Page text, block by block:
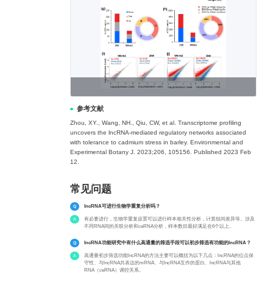
参考文献
Zhou, XY., Wang, NH., Qiu, CW, et al. Transcriptome profiling
uncovers the lncRNA-mediated regulatory networks associated
with tolerance to cadmium stress in barley. Environmental and
Experimental Botany J. 2023;206, 105156. Published 2023 Feb
12.
常见问题
lncRNA可进行生物学重复分析吗？
有必要进行，生物学重复设置可以进行样本相关性分析，计算组间差异等。涉及
不同RNA间的关联分析和ceRNA分析，样本数目最好满足在6个以上。
lncRNA功能研究中有什么高通量的筛选手段可以初步筛选有功能的lncRNA？
高通量初步筛选功能lncRNA的方法主要可以概括为以下几点：lncRNA的位点保
守性、与lncRNA共表达的mRNA、与lncRNA互作的蛋白、lncRNA与其他
RNA（ceRNA）调控关系。